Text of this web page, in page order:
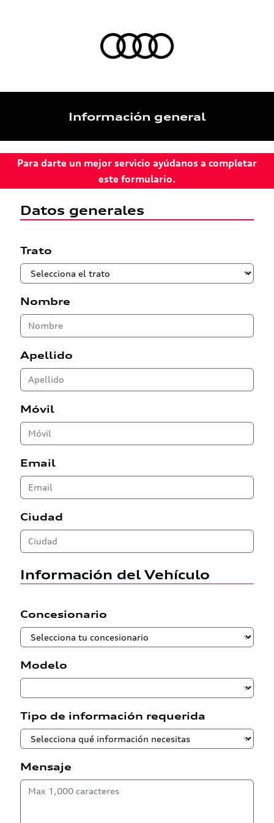
Información general
Para darte un mejor servicio ayúdanos a completar
este formulario.
Datos generales
Trato
Nombre
Apellido
Móvil
Email
Ciudad
Información del Vehículo
Concesionario
Modelo
Tipo de información requerida
Mensaje